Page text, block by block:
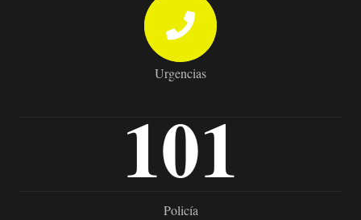
Urgencias
101
Policía